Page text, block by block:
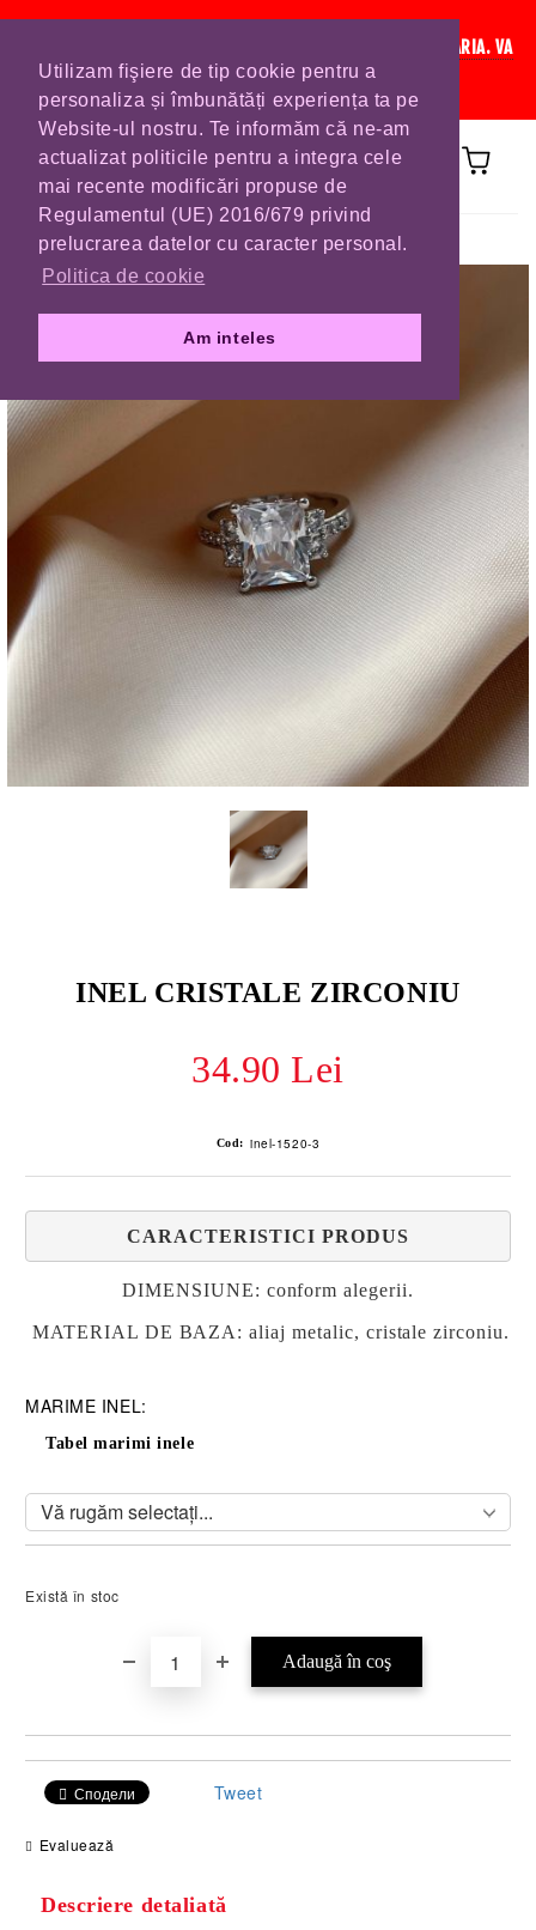
Utilizam fişiere de tip cookie pentru a
personaliza și îmbunătăți experiența ta pe
Website-ul nostru. Te informăm că ne-am
actualizat politicile pentru a integra cele
mai recente modificări propuse de
Regulamentul (UE) 2016/679 privind
prelucrarea datelor cu caracter personal.
Politica de cookie
Am inteles
IN CURAND INCHIDEM LISTA DE COMENZI PENTRU SFANTA MARIA. VA
RUGAM SA VA PLASATI COMENZILE DIN TIMP.
Prima pagină INELE
INEL CRISTALE ZIRCONIU
34.90 Lei
Cod: inel-1520-3
CARACTERISTICI PRODUS
DIMENSIUNE: conform alegerii.
MATERIAL DE BAZA: aliaj metalic, cristale zirconiu.
MARIME INEL:
Tabel marimi inele
Există în stoc
Сподели Tweet
Evaluează
Descriere detaliată